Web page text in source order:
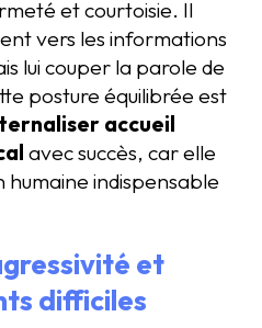
et courtoisie. Il
vers les informations
lui couper la parole de
posture équilibrée est
accueil
avec succès, car elle
humaine indispensable
et
difficiles